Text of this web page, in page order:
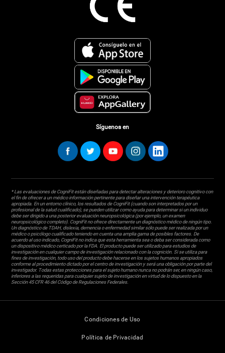
Síguenos en
* Las evaluaciones de CogniFit están diseñadas para detectar alteraciones y deterioro cognitivo con
el fin de ofrecer a un médico información pertinente para diseñar una intervención terapéutica
apropiada. En un entorno clínico, los resultados de CogniFit (cuando son interpretados por un
profesional de la salud cualificado), se pueden utilizar como ayuda para determinar si un individuo
debe ser dirigido a una posterior evaluación neuropsicológica (por ejemplo, un examen
neuropsicológico completo). CogniFit no ofrece directamente un diagnóstico médico de ningún tipo.
Un diagnóstico de TDAH, dislexia, demencia o enfermedad similar sólo puede ser realizada por un
médico o psicólogo cualificado teniendo en cuenta una amplia gama de posibles factores. De
acuerdo al uso indicado, CogniFit no indica que esta herramienta sea o deba ser considerada como
un dispositivo médico certicado por la FDA. El producto puede ser utilizado para estudios de
investigación en cualquier campo de investigación relacionado con la cognición. Si se utiliza para
fines de investigación, todo uso del producto debe hacerse en los sujetos humanos apropiados
conforme al procedimiento dictado por el centro de investigación y será una obligación por parte del
investigador. Todas estas protecciones para el sujeto humano nunca no podrán ser, en ningún caso,
inferiores a las requeridas para cualquier sujeto de investigación en virtud de lo dispuesto en la
Sección 45 CFR 46 del Código de Regulaciones Federales.
Condiciones de Uso
Política de Privacidad